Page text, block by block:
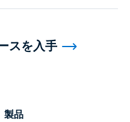
製品
スを入手